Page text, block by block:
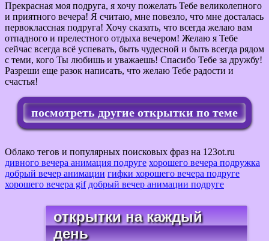
Прекрасная моя подруга, я хочу пожелать Тебе великолепного
и приятного вечера! Я считаю, мне повезло, что мне досталась
первоклассная подруга! Хочу сказать, что всегда желаю вам
отпадного и прелестного отдыха вечером! Желаю я Тебе
сейчас всегда всё успевать, быть чудесной и быть всегда рядом
с теми, кого Ты любишь и уважаешь! Спасибо Тебе за дружбу!
Разреши еще разок написать, что желаю Тебе радости и
счастья!
посмотреть другие открытки по теме
Облако тегов и популярных поисковых фраз на 123ot.ru
дивного вечера анимация подруге хорошего вечера подружка
добрый вечер анимации гифки хорошего вечера подруге
хорошего вечера gif добрый вечер анимации подруге
открытки на каждый
день